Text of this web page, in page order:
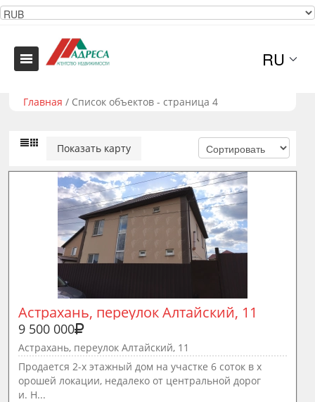
RU
Главная / Список объектов - страница 4
Показать карту
Астрахань, переулок Алтайский, 11
9 500 000
Астрахань, переулок Алтайский, 11
Продается 2-х этажный дом на участке 6 соток в х
орошей локации, недалеко от центральной дорог
и. Н...